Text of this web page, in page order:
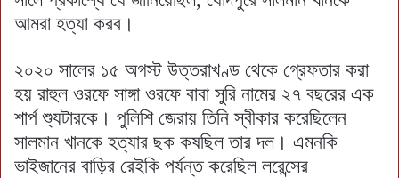
আমরা হত্যা করব।
২০২০ সালের ১৫ অগস্ট উত্তরাখণ্ড থেকে গ্রেফতার করা
হয় রাহুল ওরফে সাঙ্গা ওরফে বাবা সুরি নামের ২৭ বছরের এক
শার্প শ্যুটারকে। পুলিশি জেরায় তিনি স্বীকার করেছিলেন
সালমান খানকে হত্যার ছক কষছিল তার দল। এমনকি
ভাইজানের বাড়ির রেইকি পর্যন্ত করেছিল লরেন্সের